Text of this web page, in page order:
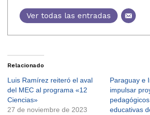
Ver todas las entradas
Relacionado
Luis Ramírez reiteró el aval
del MEC al programa «12
Ciencias»
27 de noviembre de 2023
Paraguay e
impulsar
educativas